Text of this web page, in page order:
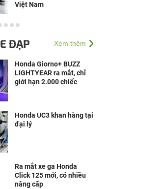
Việt Nam
Tài xế chạy Limo Green:
sướng, tiền nuôi xe nhẹ
ĐẠP Xem thêm
Honda Giorno+ BUZZ
LIGHTYEAR ra mắt, chỉ
giới hạn 2.000 chiếc
Honda UC3 khan hàng tại
đại lý
Ra mắt xe ga Honda
Click 125 mới, có nhiều
nâng cấp